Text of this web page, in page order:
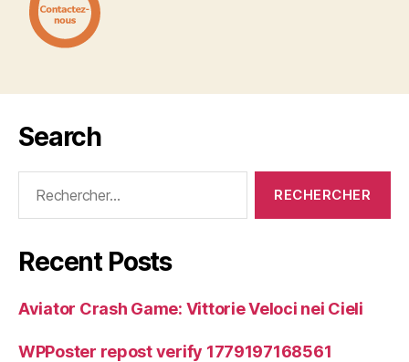
Search
Recent Posts
Aviator Crash Game: Vittorie Veloci nei Cieli
WPPoster repost verify 1779197168561